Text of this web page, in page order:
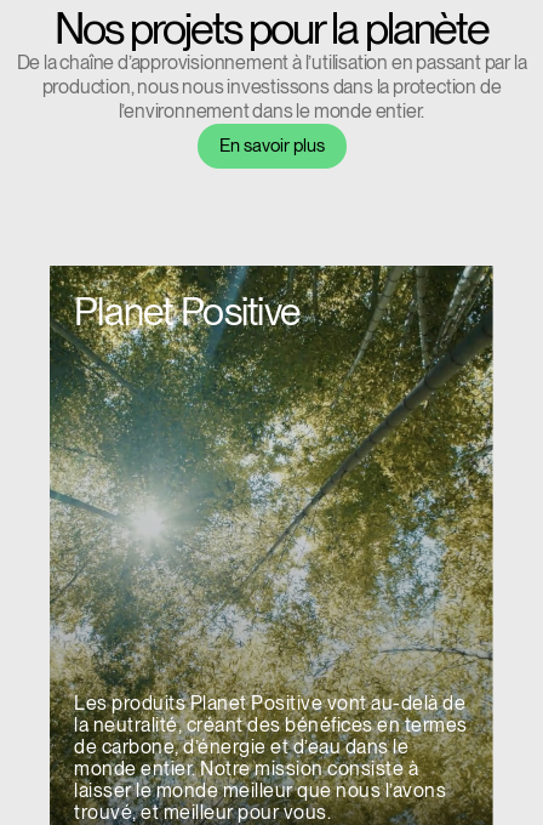
Nos projets pour la planète
De la chaîne d’approvisionnement à l’utilisation en passant par la
production, nous nous investissons dans la protection de
l’environnement dans le monde entier.
En savoir plus
Planet Positive
Les produits Planet Positive vont au-delà de
la neutralité, créant des bénéfices en termes
de carbone, d’énergie et d’eau dans le
monde entier. Notre mission consiste à
laisser le monde meilleur que nous l’avons
trouvé, et meilleur pour vous.